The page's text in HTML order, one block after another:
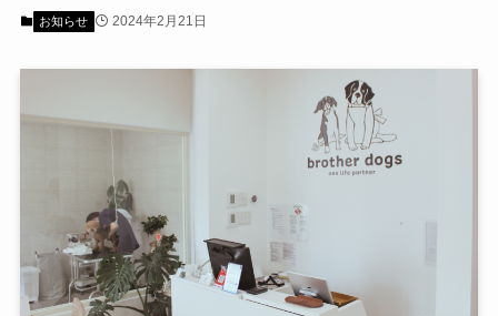
お知らせ 2024年2月21日